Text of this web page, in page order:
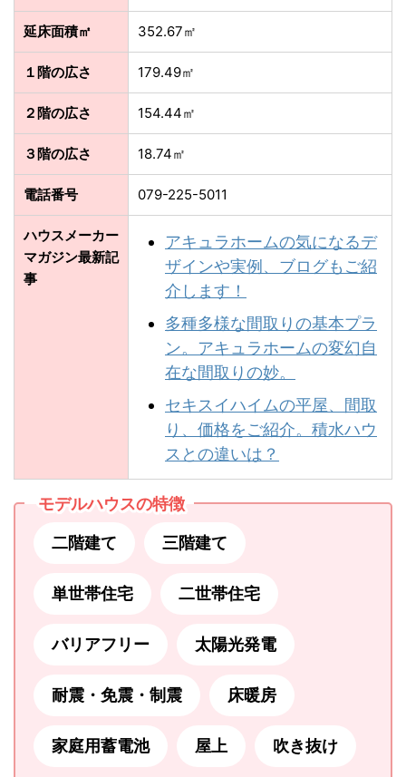
延床面積㎡ 352.67㎡
１階の広さ 179.49㎡
２階の広さ 154.44㎡
３階の広さ 18.74㎡
電話番号 079-225-5011
ハウスメーカー
マガジン最新記
事
アキュラホームの気になるデ
ザインや実例、ブログもご紹
介します！
多種多様な間取りの基本プラ
ン。アキュラホームの変幻自
在な間取りの妙。
セキスイハイムの平屋、間取
り、価格をご紹介。積水ハウ
スとの違いは？
モデルハウスの特徴
二階建て 三階建て
単世帯住宅 二世帯住宅
バリアフリー 太陽光発電
耐震・免震・制震 床暖房
家庭用蓄電池 屋上 吹き抜け